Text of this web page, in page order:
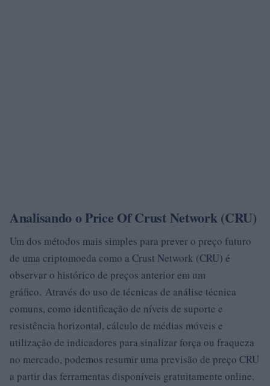
Analisando o Price Of Crust Network (CRU)
Um dos métodos mais simples para prever o preço futuro
de uma criptomoeda como a Crust Network (CRU) é
observar o histórico de preços anterior em um
gráfico. Através do uso de técnicas de análise técnica
comuns, como identificação de níveis de suporte e
resistência horizontal, cálculo de médias móveis e
utilização de indicadores para sinalizar força ou fraqueza
no mercado, podemos resumir uma previsão de preço CRU
a partir das ferramentas disponíveis gratuitamente online.